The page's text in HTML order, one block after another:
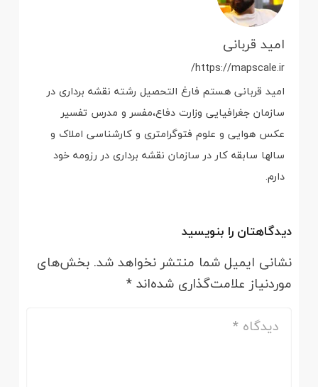
امید قربانی
https://mapscale.ir/
امید قربانی هستم فارغ التحصیل رشته نقشه برداری در
سازمان جغرافیایی وزارت دفاع،مفسر و مدرس تفسیر
عکس هوایی و علوم فتوگرامتری و کارشناسی املاک و
سالها سابقه کار در سازمان نقشه برداری در رزومه خود
دارم.
دیدگاهتان را بنویسید
نشانی ایمیل شما منتشر نخواهد شد. بخش‌های
موردنیاز علامت‌گذاری شده‌اند*